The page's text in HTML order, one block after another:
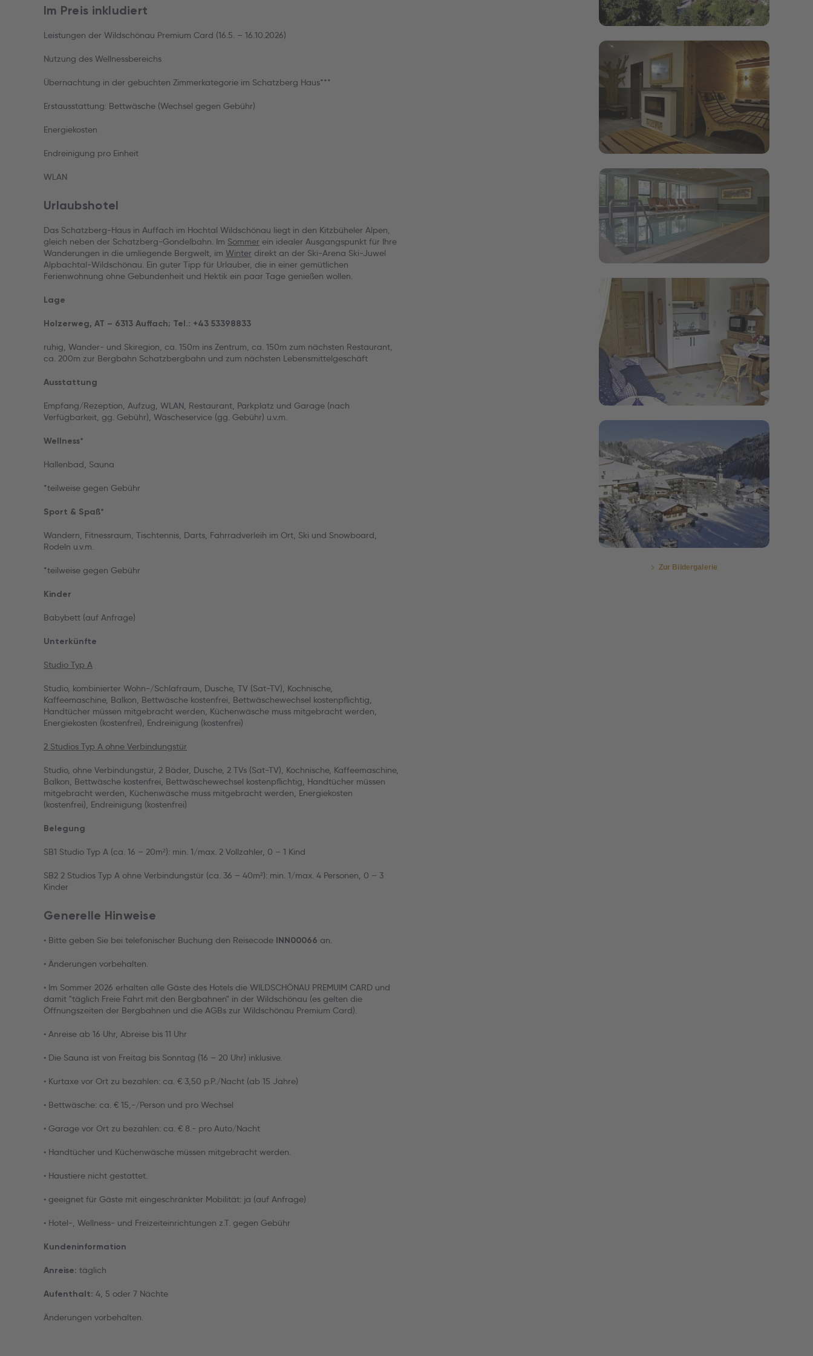
Im Preis inkludiert
Leistungen der Wildschönau Premium Card (16.5. – 16.10.2026)
Nutzung des Wellnessbereichs
Übernachtung in der gebuchten Zimmerkategorie im Schatzberg Haus***
Erstausstattung: Bettwäsche (Wechsel gegen Gebühr)
Energiekosten
Endreinigung pro Einheit
WLAN
Urlaubshotel
Das Schatzberg-Haus in Auffach im Hochtal Wildschönau liegt in den Kitzbüheler Alpen,
gleich neben der Schatzberg-Gondelbahn. Im Sommer ein idealer Ausgangspunkt für Ihre
Wanderungen in die umliegende Bergwelt, im Winter direkt an der Ski-Arena Ski-Juwel
Alpbachtal-Wildschönau. Ein guter Tipp für Urlauber, die in einer gemütlichen
Ferienwohnung ohne Gebundenheit und Hektik ein paar Tage genießen wollen.
Lage
Holzerweg, AT – 6313 Auffach; Tel.: +43 53398833
ruhig, Wander- und Skiregion, ca. 150m ins Zentrum, ca. 150m zum nächsten Restaurant,
ca. 200m zur Bergbahn Schatzbergbahn und zum nächsten Lebensmittelgeschäft
Ausstattung
Empfang/Rezeption, Aufzug, WLAN, Restaurant, Parkplatz und Garage (nach
Verfügbarkeit, gg. Gebühr), Wäscheservice (gg. Gebühr) u.v.m.
Wellness*
Hallenbad, Sauna
*teilweise gegen Gebühr
Sport & Spaß*
Wandern, Fitnessraum, Tischtennis, Darts, Fahrradverleih im Ort, Ski und Snowboard,
Rodeln u.v.m.
*teilweise gegen Gebühr
Kinder
Babybett (auf Anfrage)
Unterkünfte
Studio Typ A
Studio, kombinierter Wohn-/Schlafraum, Dusche, TV (Sat-TV), Kochnische,
Kaffeemaschine, Balkon, Bettwäsche kostenfrei, Bettwäschewechsel kostenpflichtig,
Handtücher müssen mitgebracht werden, Küchenwäsche muss mitgebracht werden,
Energiekosten (kostenfrei), Endreinigung (kostenfrei)
2 Studios Typ A ohne Verbindungstür
Studio, ohne Verbindungstür, 2 Bäder, Dusche, 2 TVs (Sat-TV), Kochnische, Kaffeemaschine,
Balkon, Bettwäsche kostenfrei, Bettwäschewechsel kostenpflichtig, Handtücher müssen
mitgebracht werden, Küchenwäsche muss mitgebracht werden, Energiekosten
(kostenfrei), Endreinigung (kostenfrei)
Belegung
SB1 Studio Typ A (ca. 16 – 20m²): min. 1/max. 2 Vollzahler, 0 – 1 Kind
SB2 2 Studios Typ A ohne Verbindungstür (ca. 36 – 40m²): min. 1/max. 4 Personen, 0 – 3
Kinder
Generelle Hinweise
• Bitte geben Sie bei telefonischer Buchung den Reisecode INN00066 an.
• Änderungen vorbehalten.
• Im Sommer 2026 erhalten alle Gäste des Hotels die WILDSCHÖNAU PREMUIM CARD und
damit "täglich Freie Fahrt mit den Bergbahnen" in der Wildschönau (es gelten die
Öffnungszeiten der Bergbahnen und die AGBs zur Wildschönau Premium Card).
• Anreise ab 16 Uhr, Abreise bis 11 Uhr
• Die Sauna ist von Freitag bis Sonntag (16 – 20 Uhr) inklusive.
• Kurtaxe vor Ort zu bezahlen: ca. € 3,50 p.P./Nacht (ab 15 Jahre)
• Bettwäsche: ca. € 15,-/Person und pro Wechsel
• Garage vor Ort zu bezahlen: ca. € 8.- pro Auto/Nacht
• Handtücher und Küchenwäsche müssen mitgebracht werden.
• Haustiere nicht gestattet.
• geeignet für Gäste mit eingeschränkter Mobilität: ja (auf Anfrage)
• Hotel-, Wellness- und Freizeiteinrichtungen z.T. gegen Gebühr
Kundeninformation
Anreise: täglich
Aufenthalt: 4, 5 oder 7 Nächte
Änderungen vorbehalten.
Bildergalerie öffnen
Bildergalerie öffnen
Bildergalerie öffnen
Bildergalerie öffnen
Zur Bildergalerie